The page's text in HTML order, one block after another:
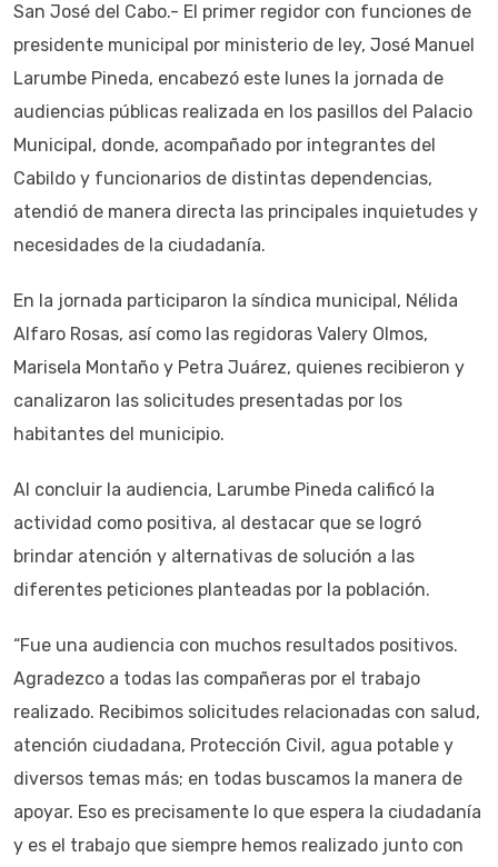
San José del Cabo.- El primer regidor con funciones de
presidente municipal por ministerio de ley, José Manuel
Larumbe Pineda, encabezó este lunes la jornada de
audiencias públicas realizada en los pasillos del Palacio
Municipal, donde, acompañado por integrantes del
Cabildo y funcionarios de distintas dependencias,
atendió de manera directa las principales inquietudes y
necesidades de la ciudadanía.
En la jornada participaron la síndica municipal, Nélida
Alfaro Rosas, así como las regidoras Valery Olmos,
Marisela Montaño y Petra Juárez, quienes recibieron y
canalizaron las solicitudes presentadas por los
habitantes del municipio.
Al concluir la audiencia, Larumbe Pineda calificó la
actividad como positiva, al destacar que se logró
brindar atención y alternativas de solución a las
diferentes peticiones planteadas por la población.
“Fue una audiencia con muchos resultados positivos.
Agradezco a todas las compañeras por el trabajo
realizado. Recibimos solicitudes relacionadas con salud,
atención ciudadana, Protección Civil, agua potable y
diversos temas más; en todas buscamos la manera de
apoyar. Eso es precisamente lo que espera la ciudadanía
y es el trabajo que siempre hemos realizado junto con